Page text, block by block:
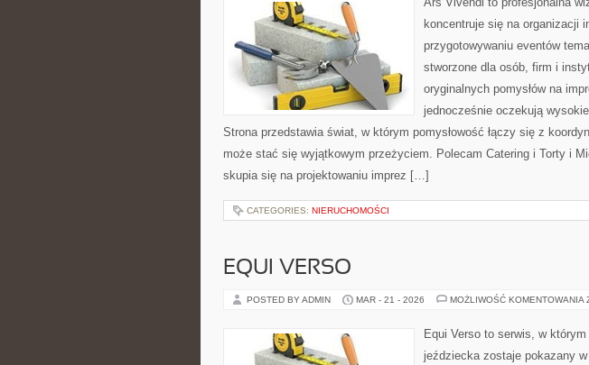
koncentruje się na organizacji
przygotowywaniu eventów
stworzone dla osób, firm i
oryginalnych pomysłów na
jednocześnie oczekują
Strona przedstawia świat, w którym pomysłowość łączy się z
może stać się wyjątkowym przeżyciem. Polecam Catering i Torty i
skupia się na projektowaniu imprez […]
CATEGORIES: NIERUCHOMOŚCI
EQUI VERSO
POSTED BY ADMIN MAR - 21 - 2026 MOŻLIWOŚĆ KOMENTOWANIA
Equi Verso to serwis, w
jeździecka zostaje pokazany